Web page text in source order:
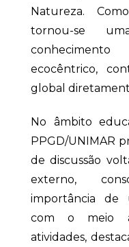
Natureza.
tornou-se
ecocêntrico,
global
No âmbito
PPGD/UNIMAR
de discussão
externo,
importância de
com o meio
atividades,